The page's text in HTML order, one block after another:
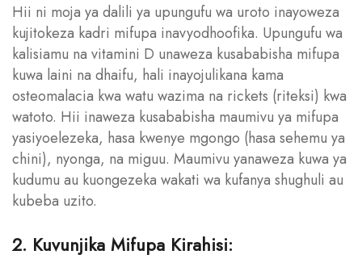
Hii ni moja ya dalili ya upungufu wa uroto inayoweza
kujitokeza kadri mifupa inavyodhoofika. Upungufu wa
kalisiamu na vitamini D unaweza kusababisha mifupa
kuwa laini na dhaifu, hali inayojulikana kama
osteomalacia kwa watu wazima na rickets (riteksi) kwa
watoto. Hii inaweza kusababisha maumivu ya mifupa
yasiyoelezeka, hasa kwenye mgongo (hasa sehemu ya
chini), nyonga, na miguu. Maumivu yanaweza kuwa ya
kudumu au kuongezeka wakati wa kufanya shughuli au
kubeba uzito.
2. Kuvunjika Mifupa Kirahisi: